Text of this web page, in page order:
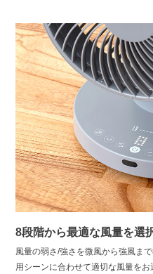
8段階から最適な風量を選
風量の弱さ/強さを微風から強風ま
用シーンに合わせて適切な風量をお